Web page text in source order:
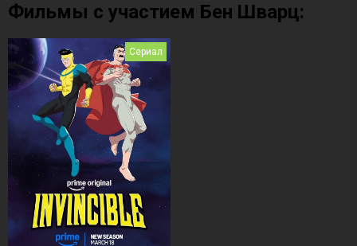
Фильмы с участием Бен Шварц:
Сериал